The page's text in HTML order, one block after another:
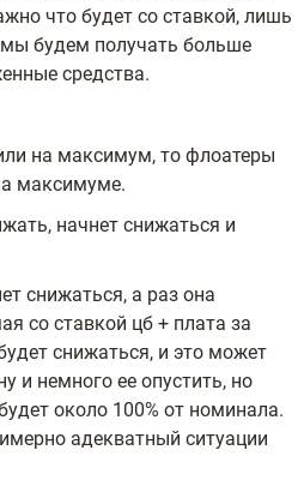
что будет со ставкой, лишь
будем получать больше
средства.
на максимум, то флоатеры
максимуме.
начнет снижаться и
снижаться, а раз она
со ставкой цб + плата за
снижаться, и это может
и немного ее опустить, но
около 100% от номинала.
адекватный ситуации